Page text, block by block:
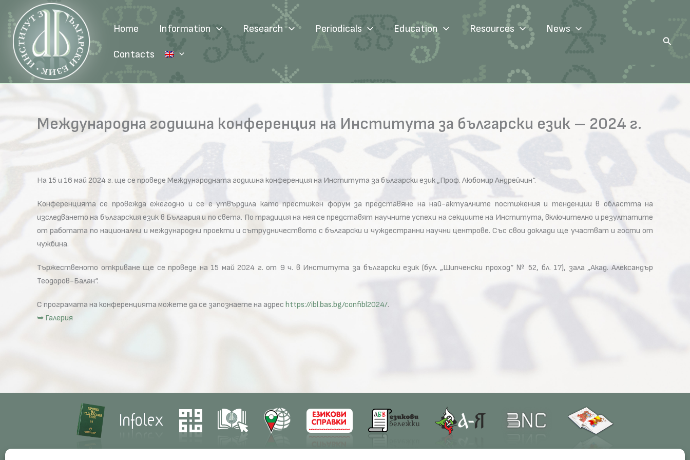
content
Home Information Research Periodicals Education Resources News
Contacts
Search
Международна годишна конференция на Института за български език – 2024 г.
На 15 и 16 май 2024 г. ще се проведе Международната годишна конференция на Института за български език „Проф. Любомир Андрейчин“.
Конференцията се провежда ежегодно и се е утвърдила като престижен форум за представяне на най-актуалните постижения и тенденции в областта на
изследването на българския език в България и по света. По традиция на нея се представят научните успехи на секциите на Института, включително и резултатите
от работата по национални и международни проекти и сътрудничеството с български и чуждестранни научни центрове. Със свои доклади ще участват и гости от
чужбина.
Тържественото откриване ще се проведе на 15 май 2024 г. от 9 ч. в Института за български език (бул. „Шипченски проход“ № 52, бл. 17), зала „Акад. Александър
Теодоров-Балан“.
С програмата на конференцията можете да се запознаете на адрес https://ibl.bas.bg/confibl2024/.
➥ Галерия